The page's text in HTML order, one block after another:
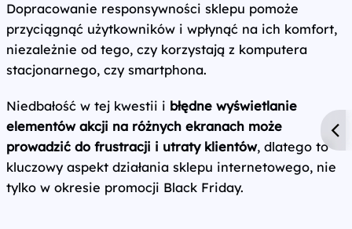
Dopracowanie responsywności sklepu pomoże
przyciągnąć użytkowników i wpłynąć na ich komfort,
niezależnie od tego, czy korzystają z komputera
stacjonarnego, czy smartphona.
Niedbałość w tej kwestii i błędne wyświetlanie
elementów akcji na różnych ekranach może
prowadzić do frustracji i utraty klientów, dlatego to
kluczowy aspekt działania sklepu internetowego, nie
tylko w okresie promocji Black Friday.